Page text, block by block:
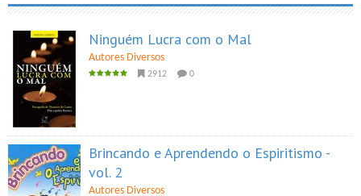
Ninguém Lucra com o Mal
Autores Diversos
2912 0
Brincando e Aprendendo o Espiritismo -
vol. 2
Autores Diversos